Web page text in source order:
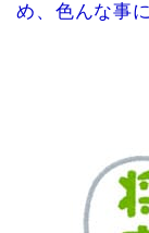
め、色んな事